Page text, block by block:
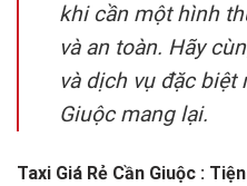
khi cần một hình
và an toàn. Hãy
và dịch vụ đặc biệt
Giuộc mang lại.
Taxi Giá Rẻ Cần Giuộc :